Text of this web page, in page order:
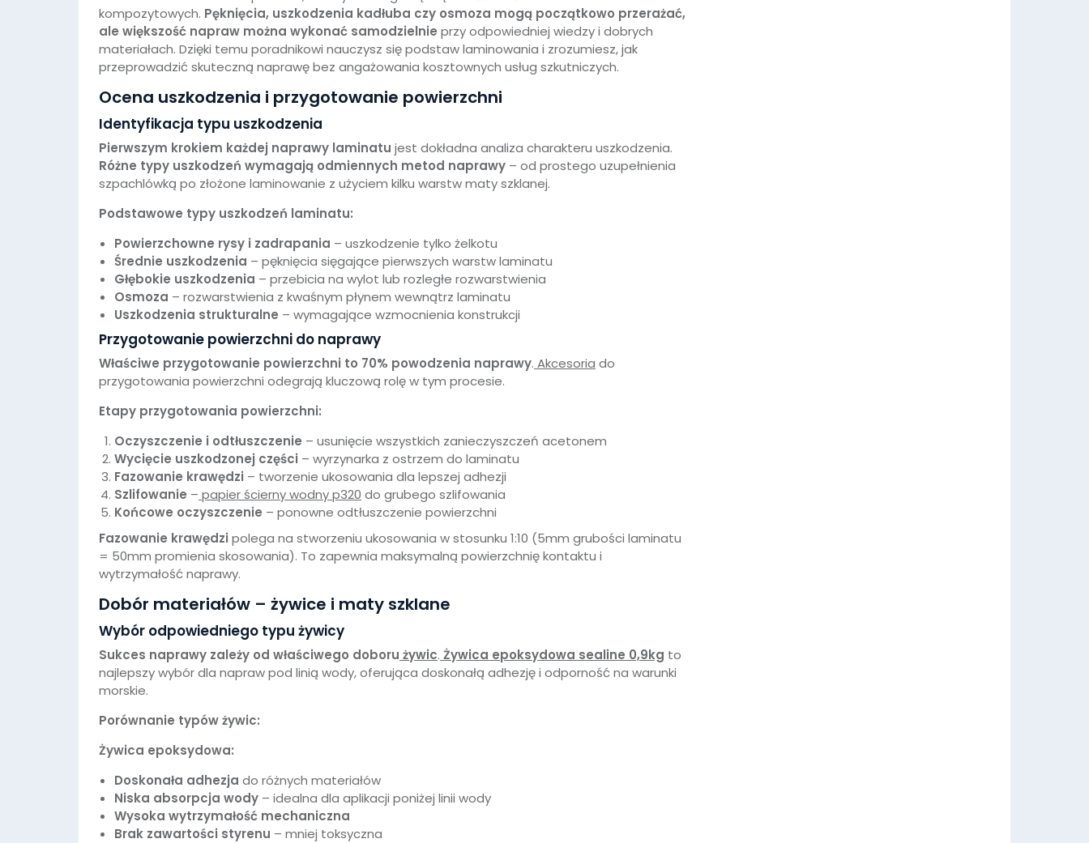
kompozytowych. Pęknięcia, uszkodzenia kadłuba czy osmoza mogą początkowo przerażać,
ale większość napraw można wykonać samodzielnie przy odpowiedniej wiedzy i dobrych
materiałach. Dzięki temu poradnikowi nauczysz się podstaw laminowania i zrozumiesz, jak
przeprowadzić skuteczną naprawę bez angażowania kosztownych usług szkutniczych.
Ocena uszkodzenia i przygotowanie powierzchni
Identyfikacja typu uszkodzenia
Pierwszym krokiem każdej naprawy laminatu jest dokładna analiza charakteru uszkodzenia.
Różne typy uszkodzeń wymagają odmiennych metod naprawy – od prostego uzupełnienia
szpachlówką po złożone laminowanie z użyciem kilku warstw maty szklanej.
Podstawowe typy uszkodzeń laminatu:
Powierzchowne rysy i zadrapania – uszkodzenie tylko żelkotu
Średnie uszkodzenia – pęknięcia sięgające pierwszych warstw laminatu
Głębokie uszkodzenia – przebicia na wylot lub rozległe rozwarstwienia
Osmoza – rozwarstwienia z kwaśnym płynem wewnątrz laminatu
Uszkodzenia strukturalne – wymagające wzmocnienia konstrukcji
Przygotowanie powierzchni do naprawy
Właściwe przygotowanie powierzchni to 70% powodzenia naprawy. Akcesoria do
przygotowania powierzchni odegrają kluczową rolę w tym procesie.
Etapy przygotowania powierzchni:
Oczyszczenie i odtłuszczenie – usunięcie wszystkich zanieczyszczeń acetonem
Wycięcie uszkodzonej części – wyrzynarka z ostrzem do laminatu
Fazowanie krawędzi – tworzenie ukosowania dla lepszej adhezji
Szlifowanie – papier ścierny wodny p320 do grubego szlifowania
Końcowe oczyszczenie – ponowne odtłuszczenie powierzchni
Fazowanie krawędzi polega na stworzeniu ukosowania w stosunku 1:10 (5mm grubości laminatu
= 50mm promienia skosowania). To zapewnia maksymalną powierzchnię kontaktu i
wytrzymałość naprawy.
Dobór materiałów – żywice i maty szklane
Wybór odpowiedniego typu żywicy
Sukces naprawy zależy od właściwego doboru żywic. Żywica epoksydowa sealine 0,9kg to
najlepszy wybór dla napraw pod linią wody, oferująca doskonałą adhezję i odporność na warunki
morskie.
Porównanie typów żywic:
Żywica epoksydowa:
Doskonała adhezja do różnych materiałów
Niska absorpcja wody – idealna dla aplikacji poniżej linii wody
Wysoka wytrzymałość mechaniczna
Brak zawartości styrenu – mniej toksyczna